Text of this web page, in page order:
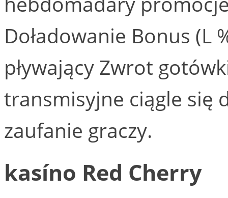
Doładowanie Bonus (L
pływający Zwrot
transmisyjne ciągle się
zaufanie graczy.
kasíno Red Cherry